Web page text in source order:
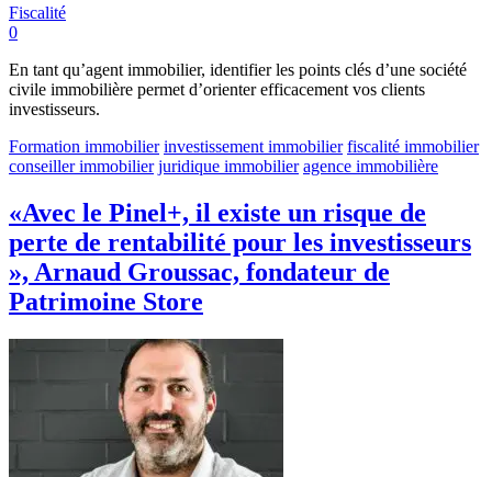
Fiscalité
0
En tant qu’agent immobilier, identifier les points clés d’une société
civile immobilière permet d’orienter efficacement vos clients
investisseurs.
Formation immobilier investissement immobilier fiscalité immobilier
conseiller immobilier juridique immobilier agence immobilière
«Avec le Pinel+, il existe un risque de
perte de rentabilité pour les investisseurs
», Arnaud Groussac, fondateur de
Patrimoine Store